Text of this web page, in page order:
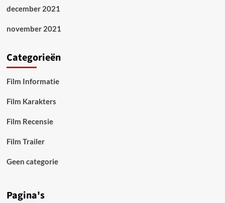
december 2021
november 2021
Categorieën
Film Informatie
Film Karakters
Film Recensie
Film Trailer
Geen categorie
Pagina's